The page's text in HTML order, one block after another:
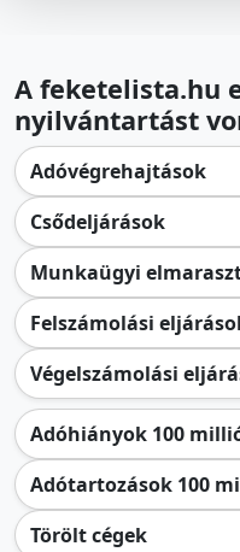
A feketelista.hu
nyilvántartást
Adóvégrehajtások
Csődeljárások
Munkaügyi
Felszámolási
Végelszámolási
Adóhiányok 100
Adótartozások 100
Törölt cégek